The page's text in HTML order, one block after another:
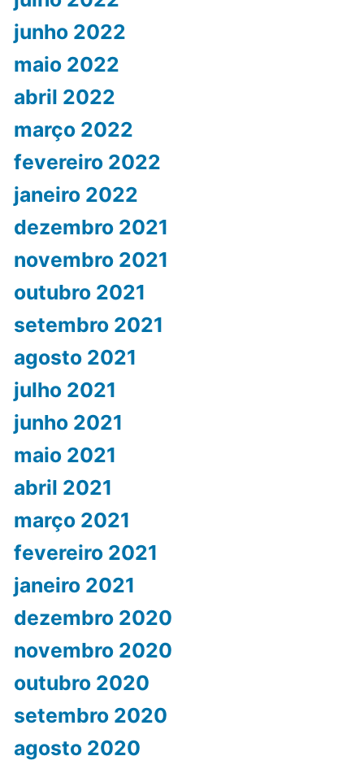
junho 2022
maio 2022
abril 2022
março 2022
fevereiro 2022
janeiro 2022
dezembro 2021
novembro 2021
outubro 2021
setembro 2021
agosto 2021
julho 2021
junho 2021
maio 2021
abril 2021
março 2021
fevereiro 2021
janeiro 2021
dezembro 2020
novembro 2020
outubro 2020
setembro 2020
agosto 2020